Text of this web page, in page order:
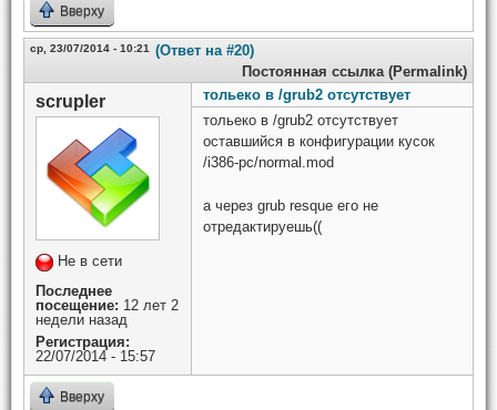
Вверху
ср, 23/07/2014 - 10:21
(Ответ на #20)
Постоянная ссылка (Permalink)
scrupler
Не в сети
Последнее
посещение: 12 лет 2
недели назад
Регистрация:
22/07/2014 - 15:57
тольеко в /grub2 отсутствует
тольеко в /grub2 отсутствует
оставшийся в конфигурации кусок
/i386-pc/normal.mod
а через grub resque его не
отредактируешь((
Вверху